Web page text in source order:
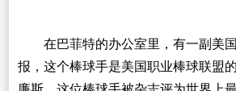
在巴菲特的办公室里，有一副美国
报，这个棒球手是美国职业棒球联盟